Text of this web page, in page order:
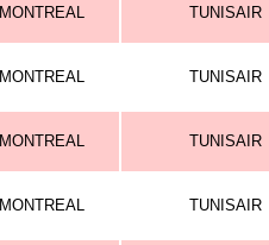
MONTREAL TUNISAIR
MONTREAL TUNISAIR
MONTREAL TUNISAIR
MONTREAL TUNISAIR